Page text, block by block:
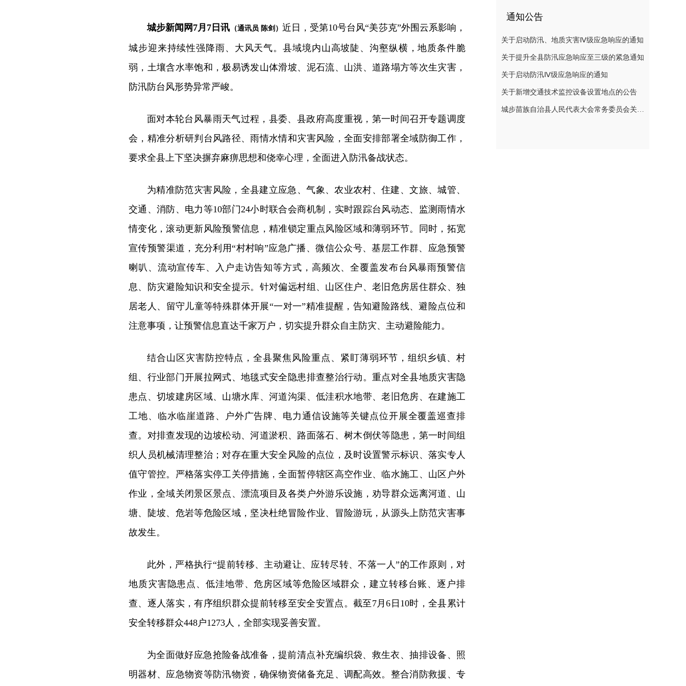
城步新闻网7月7日讯 （通讯员 陈剑） 近日，受第10号台风“美莎克”外围云系影响，
城步迎来持续性强降雨、大风天气。县域境内山高坡陡、沟壑纵横，地质条件脆
弱，土壤含水率饱和，极易诱发山体滑坡、泥石流、山洪、道路塌方等次生灾害，
防汛防台风形势异常严峻。
面对本轮台风暴雨天气过程，县委、县政府高度重视，第一时间召开专题调度
会，精准分析研判台风路径、雨情水情和灾害风险，全面安排部署全域防御工作，
要求全县上下坚决摒弃麻痹思想和侥幸心理，全面进入防汛备战状态。
为精准防范灾害风险，全县建立应急、气象、农业农村、住建、文旅、城管、
交通、消防、电力等10部门24小时联合会商机制，实时跟踪台风动态、监测雨情水
情变化，滚动更新风险预警信息，精准锁定重点风险区域和薄弱环节。同时，拓宽
宣传预警渠道，充分利用“村村响”应急广播、微信公众号、基层工作群、应急预警
喇叭、流动宣传车、入户走访告知等方式，高频次、全覆盖发布台风暴雨预警信
息、防灾避险知识和安全提示。针对偏远村组、山区住户、老旧危房居住群众、独
居老人、留守儿童等特殊群体开展“一对一”精准提醒，告知避险路线、避险点位和
注意事项，让预警信息直达千家万户，切实提升群众自主防灾、主动避险能力。
结合山区灾害防控特点，全县聚焦风险重点、紧盯薄弱环节，组织乡镇、村
组、行业部门开展拉网式、地毯式安全隐患排查整治行动。重点对全县地质灾害隐
患点、切坡建房区域、山塘水库、河道沟渠、低洼积水地带、老旧危房、在建施工
工地、临水临崖道路、户外广告牌、电力通信设施等关键点位开展全覆盖巡查排
查。对排查发现的边坡松动、河道淤积、路面落石、树木倒伏等隐患，第一时间组
织人员机械清理整治；对存在重大安全风险的点位，及时设置警示标识、落实专人
值守管控。严格落实停工关停措施，全面暂停辖区高空作业、临水施工、山区户外
作业，全域关闭景区景点、漂流项目及各类户外游乐设施，劝导群众远离河道、山
塘、陡坡、危岩等危险区域，坚决杜绝冒险作业、冒险游玩，从源头上防范灾害事
故发生。
此外，严格执行“提前转移、主动避让、应转尽转、不落一人”的工作原则，对
地质灾害隐患点、低洼地带、危房区域等危险区域群众，建立转移台账、逐户排
查、逐人落实，有序组织群众提前转移至安全安置点。截至7月6日10时，全县累计
安全转移群众448户1273人，全部实现妥善安置。
为全面做好应急抢险备战准备，提前清点补充编织袋、救生衣、抽排设备、照
明器材、应急物资等防汛物资，确保物资储备充足、调配高效。整合消防救援、专
通知公告
关于启动防汛、地质灾害Ⅳ级应急响应的通知
关于提升全县防汛应急响应至三级的紧急通知
关于启动防汛Ⅳ级应急响应的通知
关于新增交通技术监控设备设置地点的公告
城步苗族自治县人民代表大会常务委员会关于刘玮副县长为城步苗族自治县人民政府代理县长的决定